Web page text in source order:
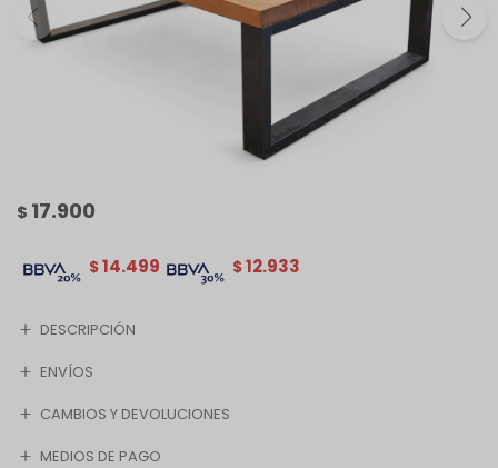
$ 17.900
$12.933
$14.499
DESCRIPCIÓN
ENVÍOS
CAMBIOS Y DEVOLUCIONES
MEDIOS DE PAGO